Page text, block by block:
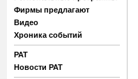
Фирмы предлагают
Видео
Хроника событий
РАТ
Новости РАТ